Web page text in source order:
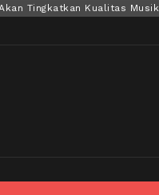
Tingkatkan Kualitas Musik